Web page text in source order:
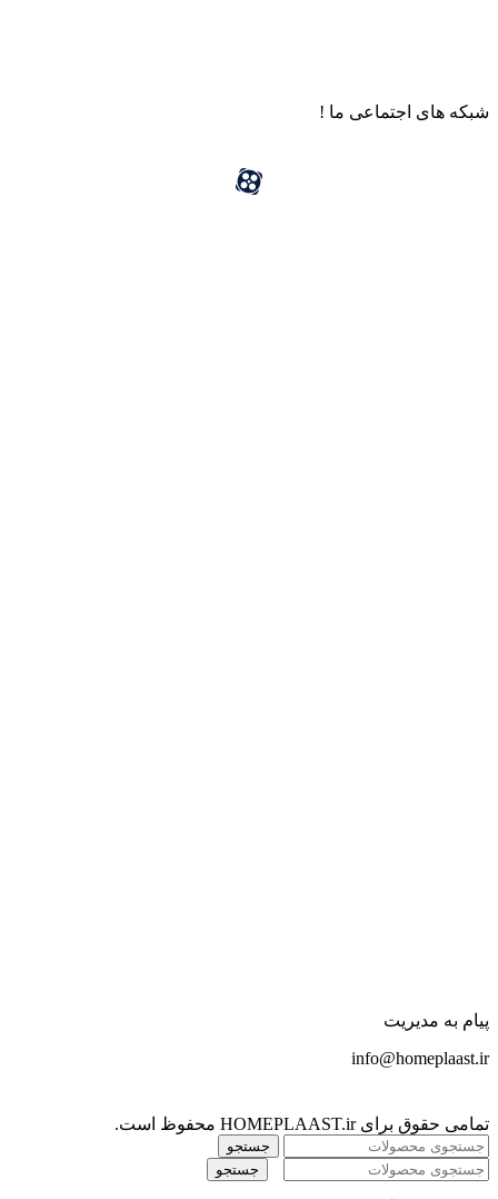
شبکه های اجتماعی ما !
پیام به مدیریت
info@homeplaast.ir
تمامی حقوق برای HOMEPLAAST.ir محفوظ است.
جستجو
جستجو